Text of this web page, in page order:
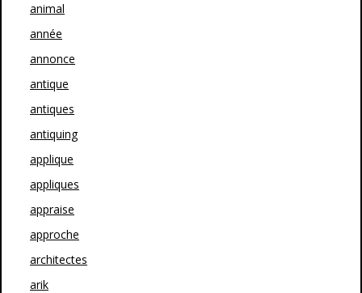
animal
année
annonce
antique
antiques
antiquing
applique
appliques
appraise
approche
architectes
arik